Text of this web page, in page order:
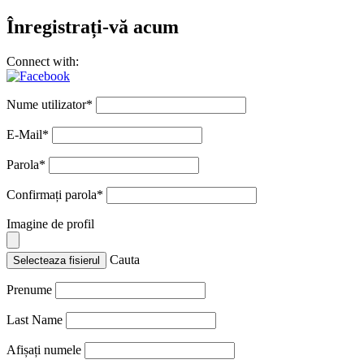
Înregistrați-vă acum
Connect with:
Nume utilizator*
E-Mail*
Parola*
Confirmați parola*
Imagine de profil
Selecteaza fisierul Cauta
Prenume
Last Name
Afișați numele